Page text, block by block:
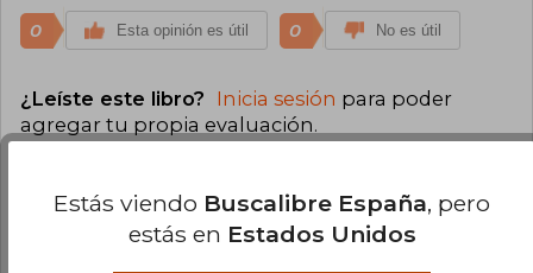
0 Esta opinión es útil 0 No es útil
¿Leíste este libro? Inicia sesión para poder
agregar tu propia evaluación.
75% (3)
25% (1)
Estás viendo Buscalibre España, pero
estás en Estados Unidos